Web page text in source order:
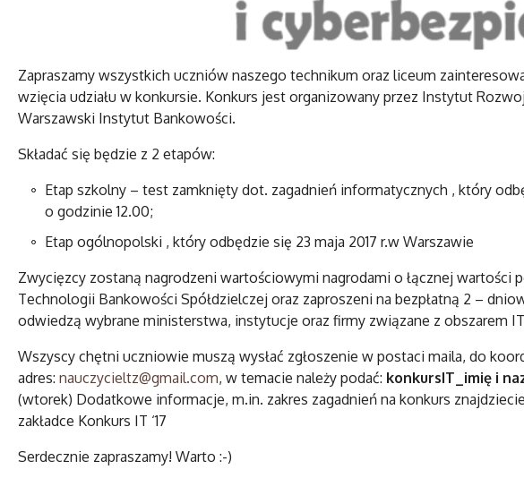
Zapraszamy wszystkich uczniów naszego technikum oraz liceum
wzięcia udziału w konkursie. Konkurs jest organizowany przez Instytut
Warszawski Instytut Bankowości.
Składać się będzie z 2 etapów:
Etap szkolny – test zamknięty dot. zagadnień informatycznych , który
o godzinie 12.00;
Etap ogólnopolski , który odbędzie się 23 maja 2017 r.w Warszawie
Zwycięzcy zostaną nagrodzeni wartościowymi nagrodami o łącznej wartości
Technologii Bankowości Spółdzielczej oraz zaproszeni na bezpłatną 2 –
odwiedzą wybrane ministerstwa, instytucje oraz firmy związane z obszarem
Wszyscy chętni uczniowie muszą wysłać zgłoszenie w postaci maila, do
adres: nauczycieltz@gmail.com, w temacie należy podać: konkursIT_imię i
(wtorek) Dodatkowe informacje, m.in. zakres zagadnień na konkurs
zakładce Konkurs IT ‘17
Serdecznie zapraszamy! Warto :-)